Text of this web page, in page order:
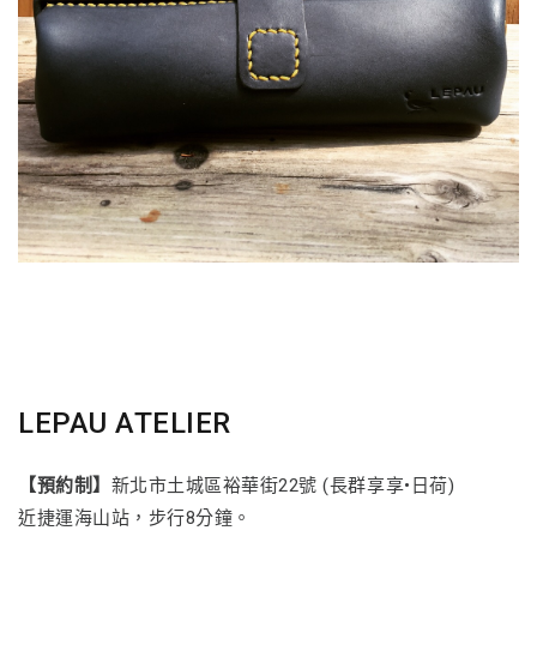
LEPAU ATELIER
【預約制】 新北市土城區裕華街22號 (長群享享•日荷)
近捷運海山站，步行8分鐘。